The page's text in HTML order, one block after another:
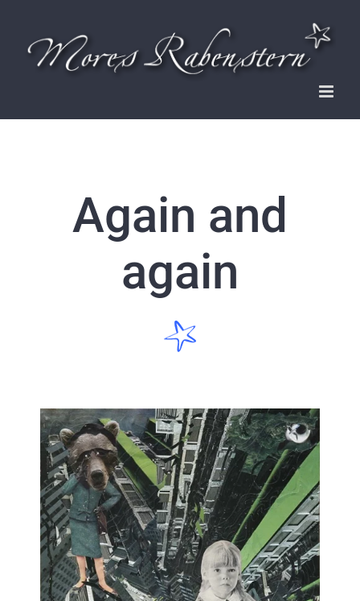
springen
Again and
again